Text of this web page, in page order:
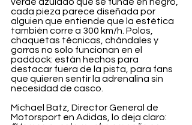
cada pieza parece diseñada por
alguien que entiende que la estética
también corre a 300 km/h. Polos,
chaquetas técnicas, chándales y
gorras no solo funcionan en el
paddock: están hechos para
destacar fuera de la pista, para fans
que quieren sentir la adrenalina sin
necesidad de casco.
Michael Batz, Director General de
Motorsport en Adidas, lo deja claro: